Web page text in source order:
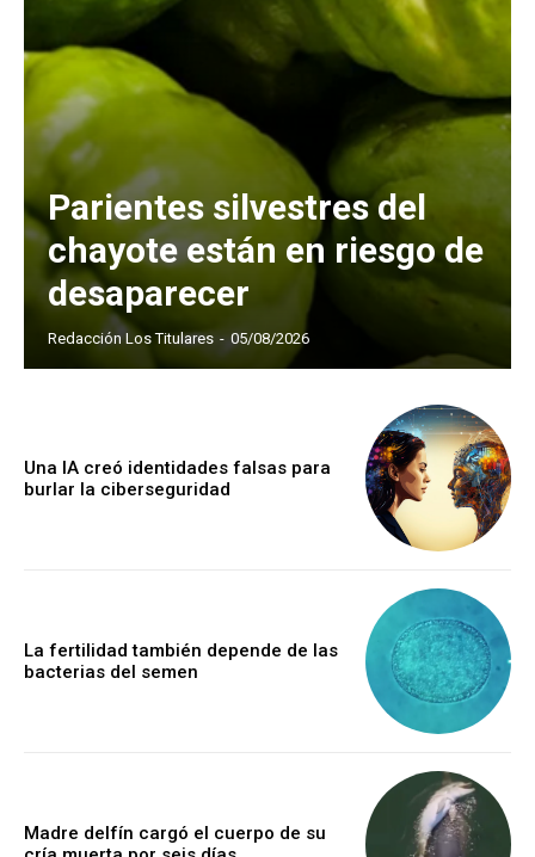
Parientes silvestres del
chayote están en riesgo de
desaparecer
Redacción Los Titulares - 05/08/2026
Una IA creó identidades falsas para
burlar la ciberseguridad
La fertilidad también depende de las
bacterias del semen
Madre delfín cargó el cuerpo de su